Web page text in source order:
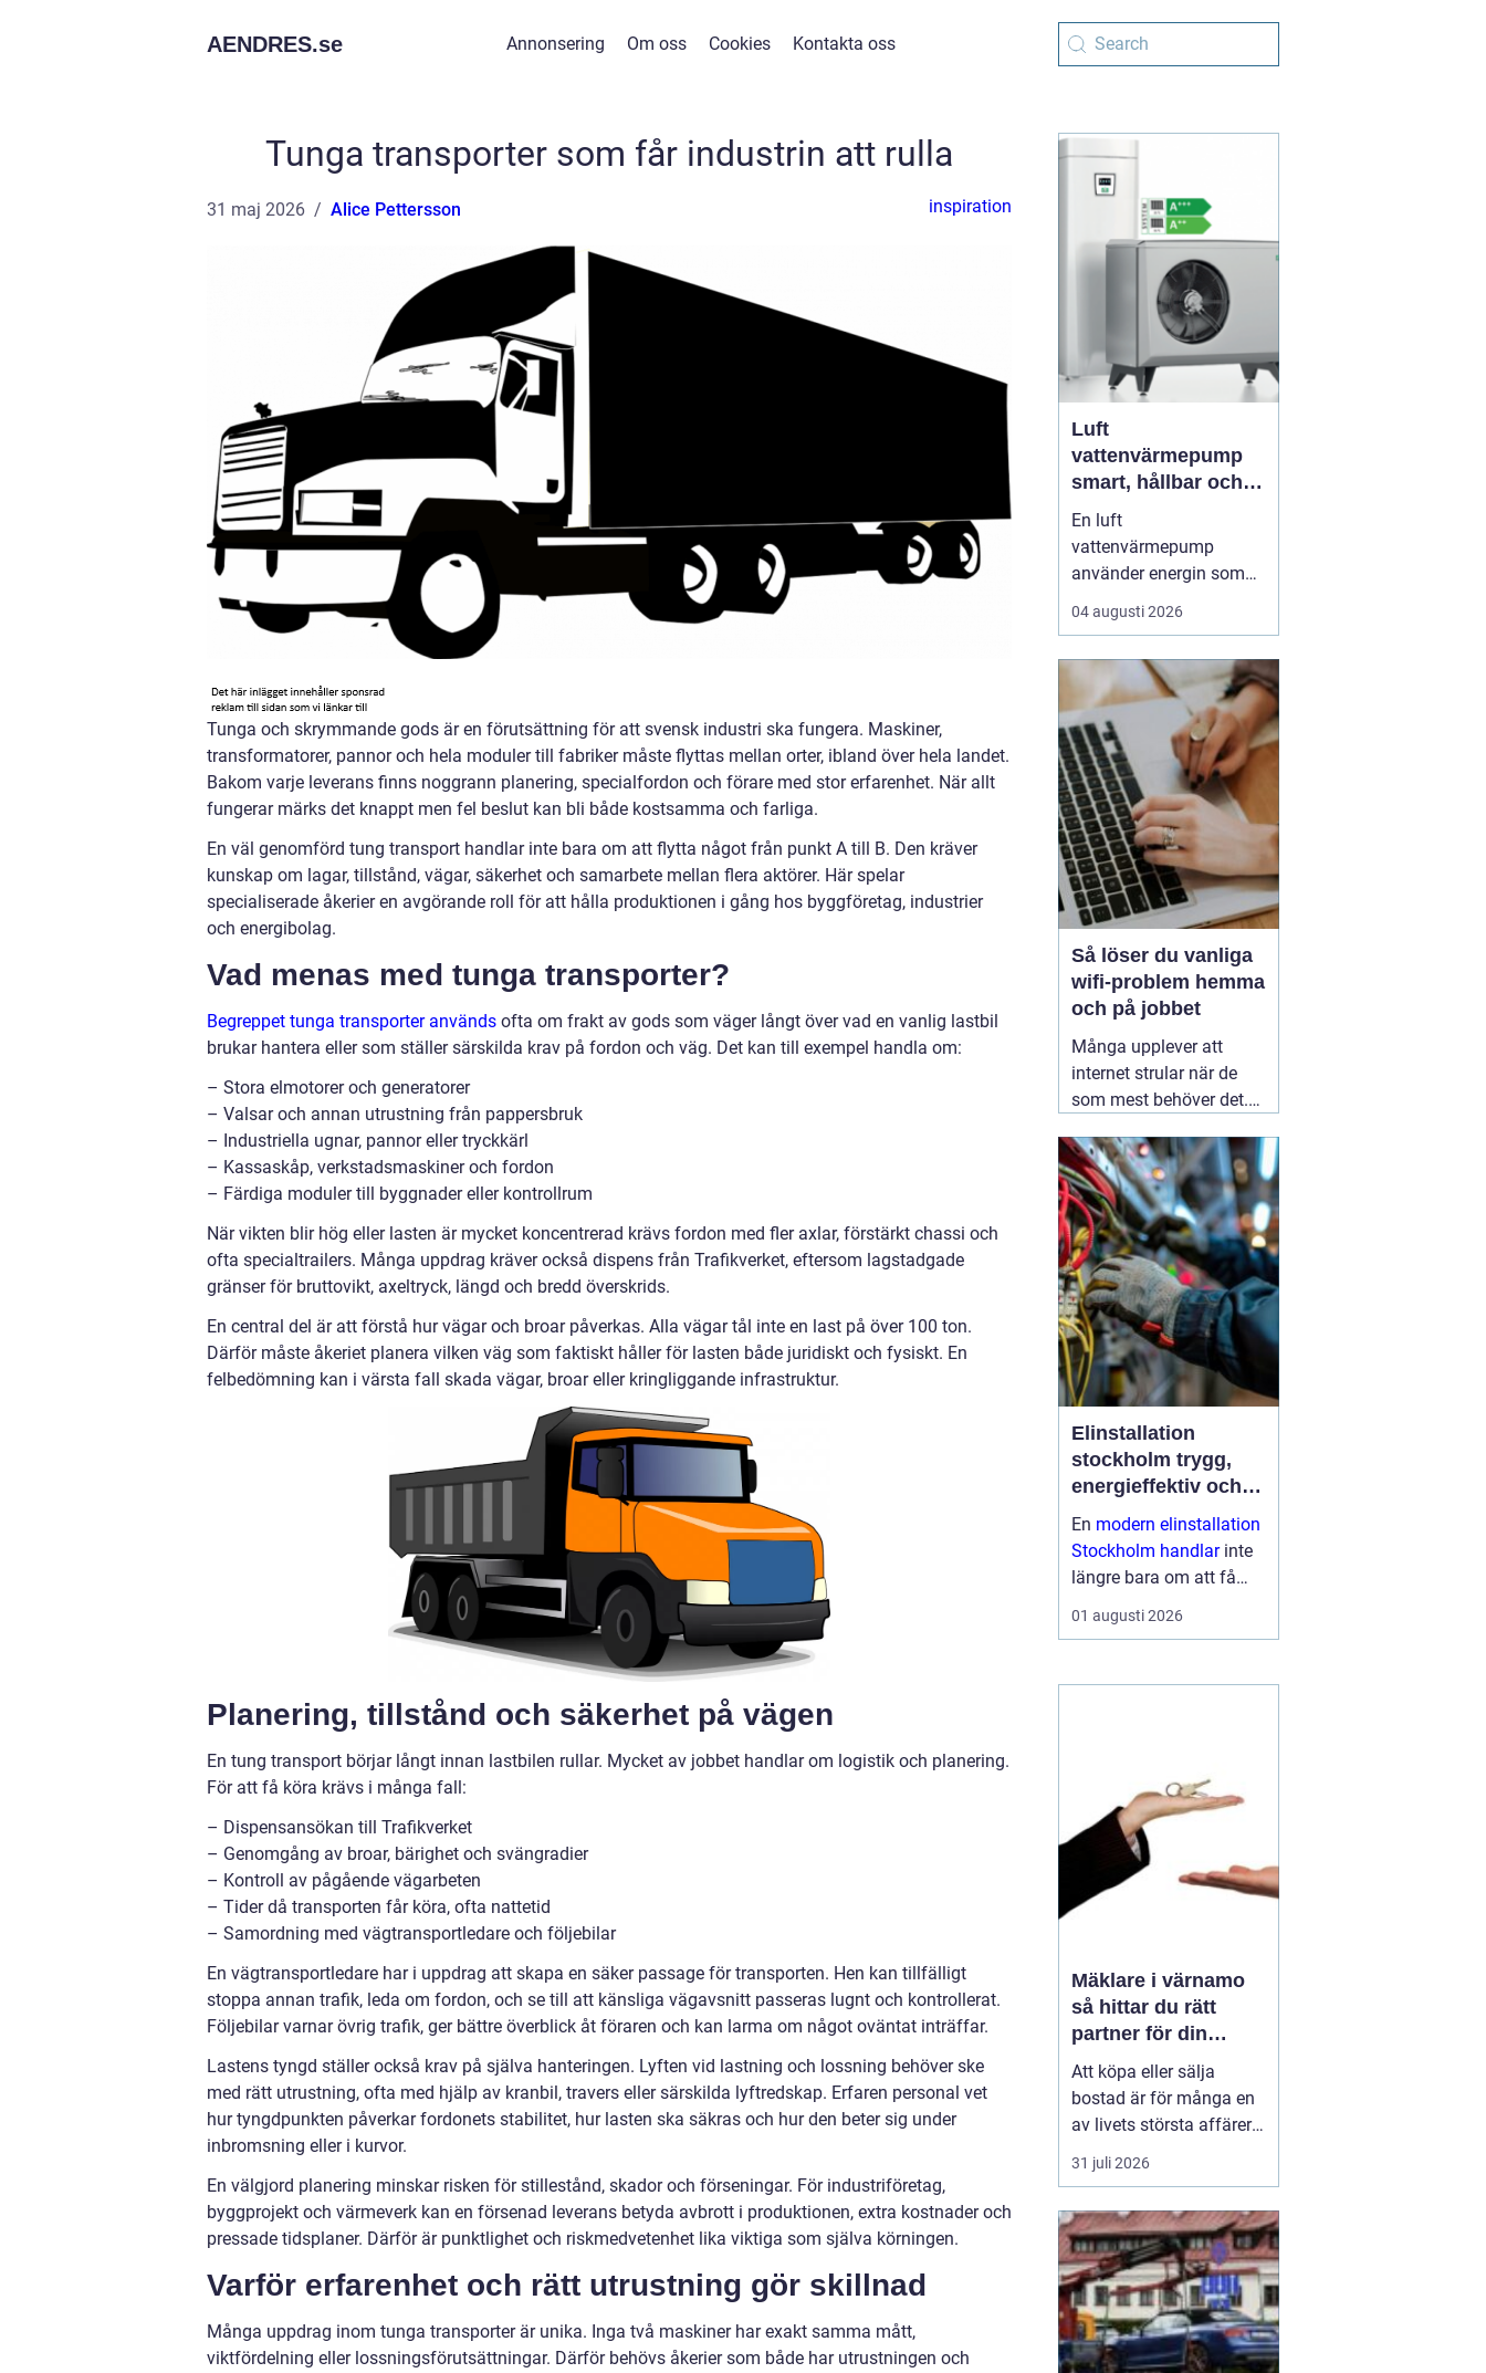
AENDRES.se Annonsering Om oss Cookies Kontakta oss
Tunga transporter som får industrin att rulla
31 maj 2026 Alice Pettersson inspiration
Tunga och skrymmande gods är en förutsättning för att svensk industri ska fungera. Maskiner,
transformatorer, pannor och hela moduler till fabriker måste flyttas mellan orter, ibland över hela landet.
Bakom varje leverans finns noggrann planering, specialfordon och förare med stor erfarenhet. När allt
fungerar märks det knappt men fel beslut kan bli både kostsamma och farliga.
En väl genomförd tung transport handlar inte bara om att flytta något från punkt A till B. Den kräver
kunskap om lagar, tillstånd, vägar, säkerhet och samarbete mellan flera aktörer. Här spelar
specialiserade åkerier en avgörande roll för att hålla produktionen i gång hos byggföretag, industrier
och energibolag.
Vad menas med tunga transporter?
Begreppet tunga transporter används ofta om frakt av gods som väger långt över vad en vanlig lastbil
brukar hantera eller som ställer särskilda krav på fordon och väg. Det kan till exempel handla om:
– Stora elmotorer och generatorer
– Valsar och annan utrustning från pappersbruk
– Industriella ugnar, pannor eller tryckkärl
– Kassaskåp, verkstadsmaskiner och fordon
– Färdiga moduler till byggnader eller kontrollrum
När vikten blir hög eller lasten är mycket koncentrerad krävs fordon med fler axlar, förstärkt chassi och
ofta specialtrailers. Många uppdrag kräver också dispens från Trafikverket, eftersom lagstadgade
gränser för bruttovikt, axeltryck, längd och bredd överskrids.
En central del är att förstå hur vägar och broar påverkas. Alla vägar tål inte en last på över 100 ton.
Därför måste åkeriet planera vilken väg som faktiskt håller för lasten både juridiskt och fysiskt. En
felbedömning kan i värsta fall skada vägar, broar eller kringliggande infrastruktur.
Planering, tillstånd och säkerhet på vägen
En tung transport börjar långt innan lastbilen rullar. Mycket av jobbet handlar om logistik och planering.
För att få köra krävs i många fall:
– Dispensansökan till Trafikverket
– Genomgång av broar, bärighet och svängradier
– Kontroll av pågående vägarbeten
– Tider då transporten får köra, ofta nattetid
– Samordning med vägtransportledare och följebilar
En vägtransportledare har i uppdrag att skapa en säker passage för transporten. Hen kan tillfälligt
stoppa annan trafik, leda om fordon, och se till att känsliga vägavsnitt passeras lugnt och kontrollerat.
Följebilar varnar övrig trafik, ger bättre överblick åt föraren och kan larma om något oväntat inträffar.
Lastens tyngd ställer också krav på själva hanteringen. Lyften vid lastning och lossning behöver ske
med rätt utrustning, ofta med hjälp av kranbil, travers eller särskilda lyftredskap. Erfaren personal vet
hur tyngdpunkten påverkar fordonets stabilitet, hur lasten ska säkras och hur den beter sig under
inbromsning eller i kurvor.
En välgjord planering minskar risken för stillestånd, skador och förseningar. För industriföretag,
byggprojekt och värmeverk kan en försenad leverans betyda avbrott i produktionen, extra kostnader och
pressade tidsplaner. Därför är punktlighet och riskmedvetenhet lika viktiga som själva körningen.
Varför erfarenhet och rätt utrustning gör skillnad
Många uppdrag inom tunga transporter är unika. Inga två maskiner har exakt samma mått,
viktfördelning eller lossningsförutsättningar. Därför behövs åkerier som både har utrustningen och
Luft
vattenvärmepump
smart, hållbar och
enkel uppvärmning
av huset
En luft
vattenvärmepump
använder energin som
redan finns i
utomhusluften för att
varmvatten. Den kräver
varken borrhål eller
grävning och kan sänka
uppvärmningskostnaden
med upp till omkring
7580 % jämfört med
äldre el- eller olje...
04 augusti 2026
Så löser du vanliga
wifi-problem hemma
och på jobbet
Många upplever att
internet strular när de
som mest behöver det.
videos hackar och
uppkopplingen faller
bort utan förvarning.
Ofta handlar det inte om
att internetleverantören
är dålig, utan01 augusti
2026
Elinstallation
stockholm trygg,
energieffektiv och
framtidssäker el i
företagslokaler
En modern elinstallation
Stockholm handlarinte
längre bara om att få
belysning och uttag på
rätt plats. För företag i
elen en central del av
01 augusti 2026
Mäklare i värnamo
så hittar du rätt
partner för din
bostadsaffär
Att köpa eller sälja
bostad är för många en
av livets största affärer.
Valet
Värnamo påverkar
stressig processen
upplevs. I en marknad
som rör sig snabbt, med
allt från...
31 juli 2026